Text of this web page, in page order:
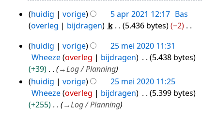
5
apr
2021
huidig vorige 5 apr 2021 12:17 Bas
overleg
bijdragen k 5.436 bytes
−2
e
n
b
e
w
25
mei
2020
huidig vorige
25 mei 2020 11:31
Wheeze overleg bijdragen
5.438 bytes
+39
→Log / Planning
huidig
vorige
25 mei 2020 11:25
Wheeze overleg bijdragen
5.399 bytes
+255
→Log / Planning